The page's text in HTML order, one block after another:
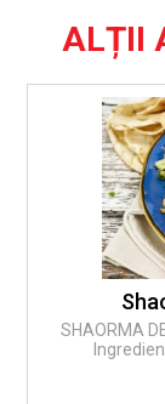
ALȚII
SHAORMA